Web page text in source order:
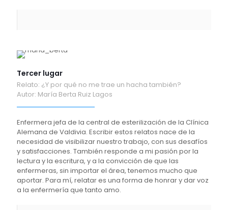
Tercer lugar
Relato: ¿Y por qué no me trae un hacha también?
Autor: María Berta Ruiz Lagos
Enfermera jefa de la central de esterilización de la Clínica
Alemana de Valdivia. Escribir estos relatos nace de la
necesidad de visibilizar nuestro trabajo, con sus desafíos
y satisfacciones. También responde a mi pasión por la
lectura y la escritura, y a la convicción de que las
enfermeras, sin importar el área, tenemos mucho que
aportar. Para mí, relatar es una forma de honrar y dar voz
a la enfermería que tanto amo.